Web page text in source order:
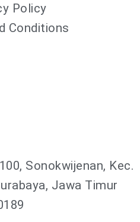
Policy
Conditions
Sonokwijenan, Kec.
Jawa Timur